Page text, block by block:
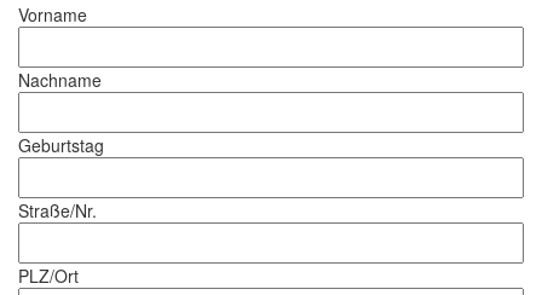
Vorname
Nachname
Geburtstag
Straße/Nr.
PLZ/Ort